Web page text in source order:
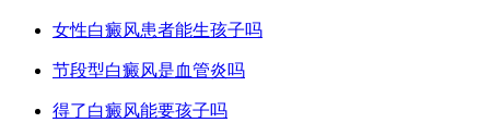
女性白癜风患者能生孩子吗
节段型白癜风是血管炎吗
得了白癜风能要孩子吗